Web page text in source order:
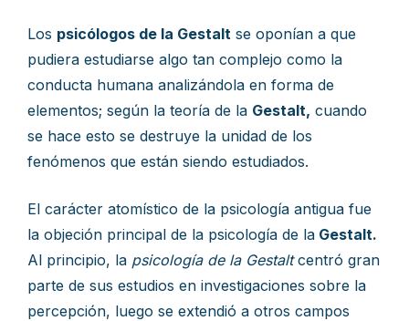
Los psicólogos de la Gestalt se oponían a que
pudiera estudiarse algo tan complejo como la
conducta humana analizándola en forma de
elementos; según la teoría de la Gestalt, cuando
se hace esto se destruye la unidad de los
fenómenos que están siendo estudiados.
El carácter atomístico de la psicología antigua fue
la objeción principal de la psicología de la Gestalt.
Al principio, la psicología de la Gestaltcentró gran
parte de sus estudios en investigaciones sobre la
percepción, luego se extendió a otros campos